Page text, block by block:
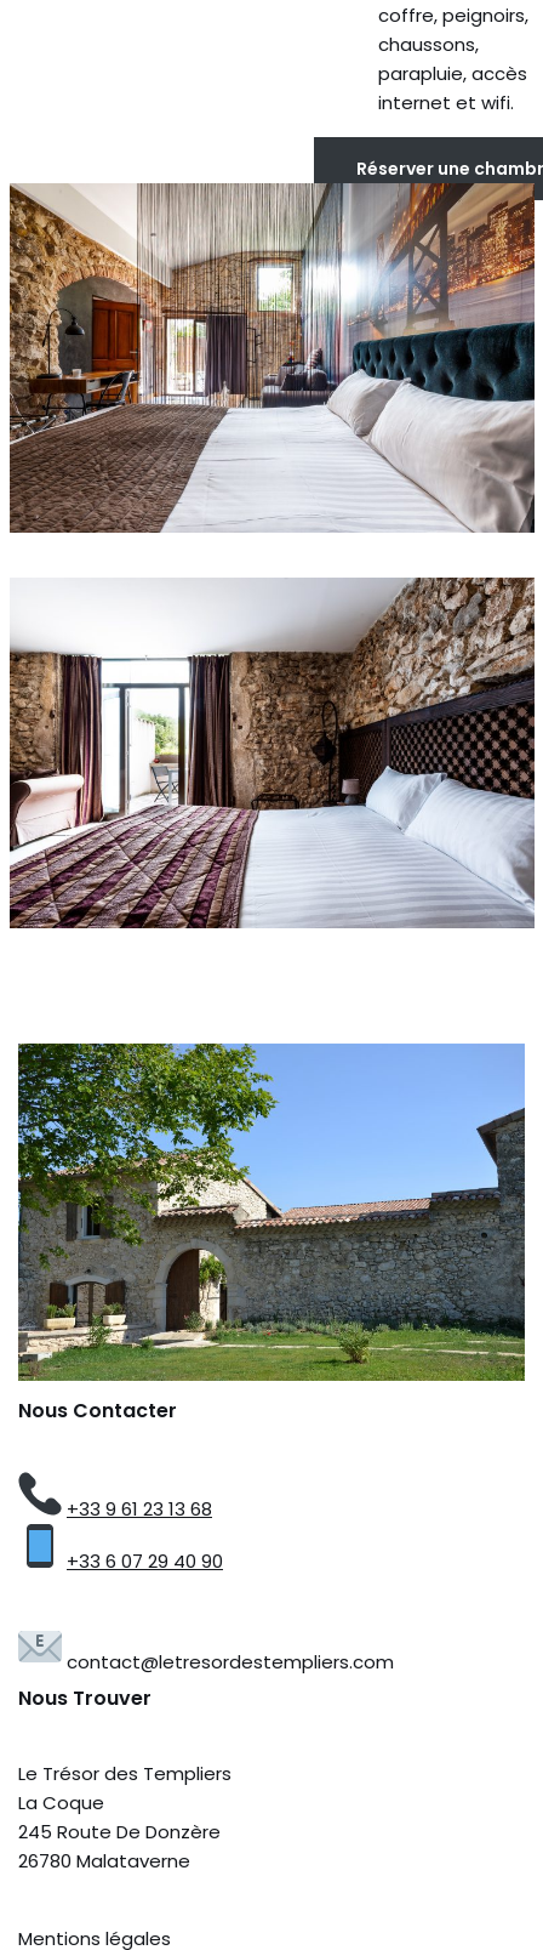
coffre, peignoirs,
chaussons,
parapluie, accès
internet et wifi.
Réserver une
Nous Contacter
+33 9 61 23 13 68
+33 6 07 29 40 90
contact@letresordestempliers.com
Nous Trouver
Le Trésor des Templiers
La Coque
245 Route De Donzère
26780 Malataverne
Mentions légales